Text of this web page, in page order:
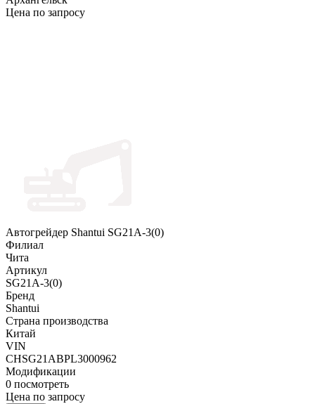
Цена по запросу
Автогрейдер Shantui SG21A-3(0)
Филиал
Чита
Артикул
SG21A-3(0)
Бренд
Shantui
Страна производства
Китай
VIN
CHSG21ABPL3000962
Модификации
0 посмотреть
Цена по запросу